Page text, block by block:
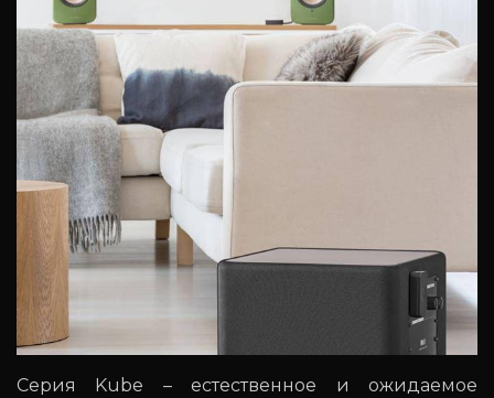
Серия Kube – естественное и ожидаемое